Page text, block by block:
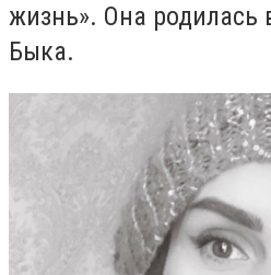
жизнь». Она родилась
Быка.